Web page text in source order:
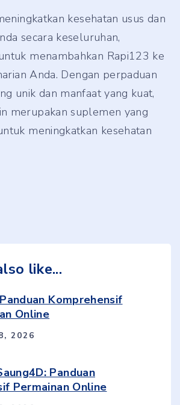
kesehatan usus dan
secara keseluruhan,
menambahkan Rapi123 ke
Anda. Dengan perpaduan
unik dan manfaat yang kuat,
merupakan suplemen yang
meningkatkan kesehatan
like...
Komprehensif
Online
2026
Panduan
Permainan Online